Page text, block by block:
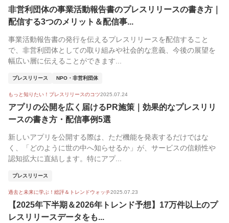
非営利団体の事業活動報告書のプレスリリースの書き方｜
配信する3つのメリット＆配信事...
事業活動報告書の発行を伝えるプレスリリースを配信すること
で、非営利団体としての取り組みや社会的な意義、今後の展望を
幅広い層に伝えることができます...
プレスリリース NPO・非営利団体
もっと知りたい！プレスリリースのコツ2025.07.24
アプリの公開を広く届けるPR施策｜効果的なプレスリリ
ースの書き方・配信事例5選
新しいアプリを公開する際は、ただ機能を発表するだけではな
く、「どのように世の中へ知らせるか」が、サービスの信頼性や
認知拡大に直結します。特にアプ...
プレスリリース
過去と未来に学ぶ！総評＆トレンドウォッチ2025.07.23
【2025年下半期＆2026年トレンド予想】17万件以上のプ
レスリリースデータをも...